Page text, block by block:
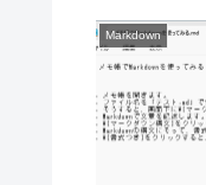
Markdown